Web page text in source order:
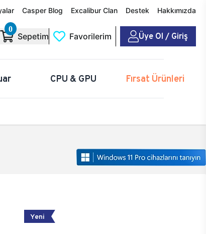
Casper Blog Excalibur Clan Destek Hakkımızda
0
Sepetim Favorilerim Üye Ol / Giriş
CPU & GPU Fırsat Ürünleri
Yeni